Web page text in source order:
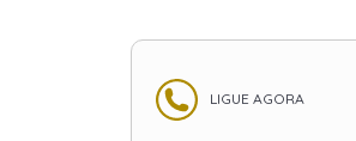
LIGUE AGORA